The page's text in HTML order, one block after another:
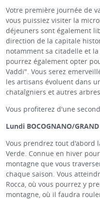
Votre première journée de
vous puissiez visiter la
déjeuners sont également
direction de la capitale
notamment sa citadelle et
pourrez également opter
Vaddi". Vous serez
les artisans évoluent dans
chataîgniers et autres
Vous profiterez d'une
Lundi BOCOGNANO/
Vous prendrez tout d'abord
Verde. Connue en hiver
montagne que vous
chaque saison. Vous
Rocca, où vous pourrez y
montagne, où il faudra